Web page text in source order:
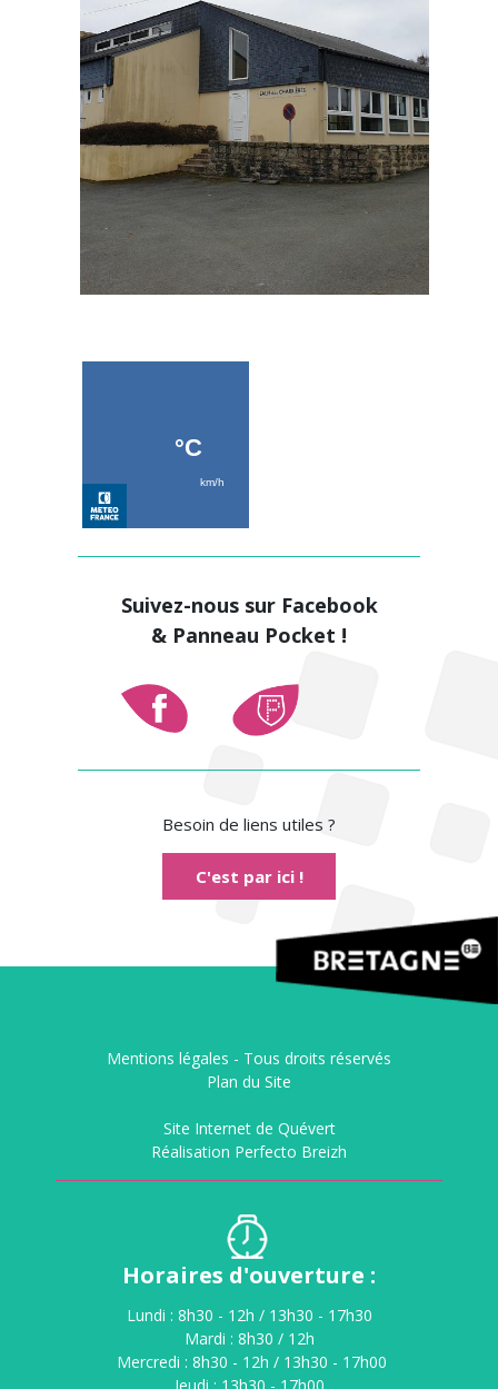
Suivez-nous sur Facebook
& Panneau Pocket !
Besoin de liens utiles ?
C'est par ici !
Mentions légales - Tous droits réservés
Plan du Site
Site Internet de Quévert
Réalisation Perfecto Breizh
Horaires d'ouverture :
Lundi : 8h30 - 12h / 13h30 - 17h30
Mardi : 8h30 / 12h
Mercredi : 8h30 - 12h / 13h30 - 17h00